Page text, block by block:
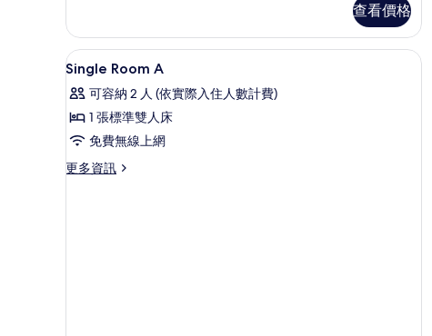
人
床,
非
吸
煙
房
(A
人
房,
1
加
大
人
床,
非
查看價格
顯
示
Single
Room
A
的
1
Single Room A
可容納 2 人 (依實際入住人數計費)
1 張標準雙人床
免費無線上網
更多資訊
更